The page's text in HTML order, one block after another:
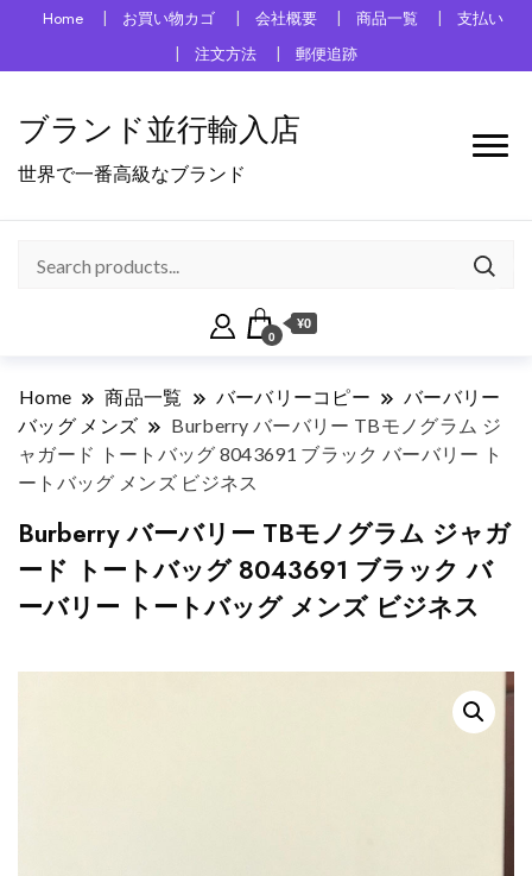
Home お買い物カゴ 会社概要 商品一覧
支払い
注文方法
郵便追跡
ブランド並行輸入店
世界で一番高級なブランド
0
¥0
Home 商品一覧 バーバリーコピー
バーバリー
バッグ メンズ
Burberry バーバリー TBモノグラム ジ
ャガード トートバッグ 8043691 ブラック バーバリー ト
ートバッグ メンズ ビジネス
Burberry バーバリー TBモノグラム ジャガ
ード トートバッグ 8043691 ブラック バ
ーバリー トートバッグ メンズ ビジネス